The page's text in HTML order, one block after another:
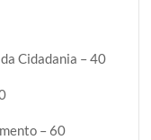
Cidadania – 40
– 60